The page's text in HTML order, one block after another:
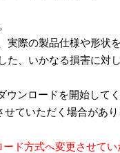
際の製品仕様や形状
、いかなる損害に対
ンロードを開始してく
ていただく場合があり
ド方式へ変更させてい